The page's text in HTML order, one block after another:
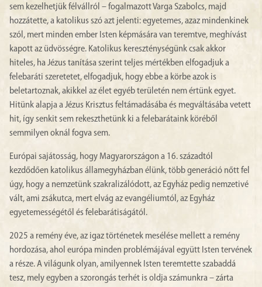
sem kezelhetjük félvállról – fogalmazott Varga Szabolcs, majd
hozzátette, a katolikus szó azt jelenti: egyetemes, azaz mindenkinek
szól, mert minden ember Isten képmására van teremtve, meghívást
kapott az üdvösségre. Katolikus kereszténységünk csak akkor
hiteles, ha Jézus tanítása szerint teljes mértékben elfogadjuk a
felebaráti szeretetet, elfogadjuk, hogy ebbe a körbe azok is
beletartoznak, akikkel az élet egyéb területén nem értünk egyet.
Hitünk alapja a Jézus Krisztus feltámadásába és megváltásába vetett
hit, így senkit sem rekeszthetünk ki a felebarátaink köréből
semmilyen oknál fogva sem.
Európai sajátosság, hogy Magyarországon a 16. századtól
kezdődően katolikus államegyházban élünk, több generáció nőtt fel
úgy, hogy a nemzetünk szakralizálódott, az Egyház pedig nemzetivé
vált, ami zsákutca, mert elvág az evangéliumtól, az Egyház
egyetemességétől és felebarátiságától.
2025 a remény éve, az igaz történetek mesélése mellett a remény
hordozása, ahol európa minden problémájával együtt Isten tervének
a része. A világunk olyan, amilyennek Isten teremtette szabaddá
tesz, mely egyben a szorongás terhét is oldja számunkra – zárta